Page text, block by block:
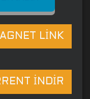
LİNK
İNDİR